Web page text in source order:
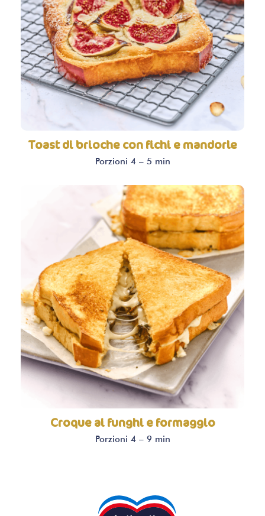
Toast di brioche con fichi e mandorle
Porzioni 4 – 5 min
Croque ai funghi e formaggio
Porzioni 4 – 9 min